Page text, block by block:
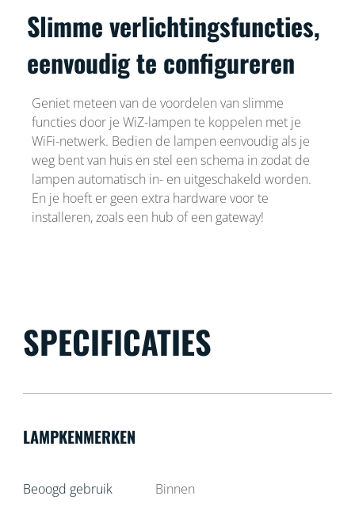
Slimme verlichtingsfuncties,
eenvoudig te configureren
Geniet meteen van de voordelen van slimme
functies door je WiZ-lampen te koppelen met je
WiFi-netwerk. Bedien de lampen eenvoudig als je
weg bent van huis en stel een schema in zodat de
lampen automatisch in- en uitgeschakeld worden.
En je hoeft er geen extra hardware voor te
installeren, zoals een hub of een gateway!
SPECIFICATIES
LAMPKENMERKEN
Beoogd gebruik Binnen